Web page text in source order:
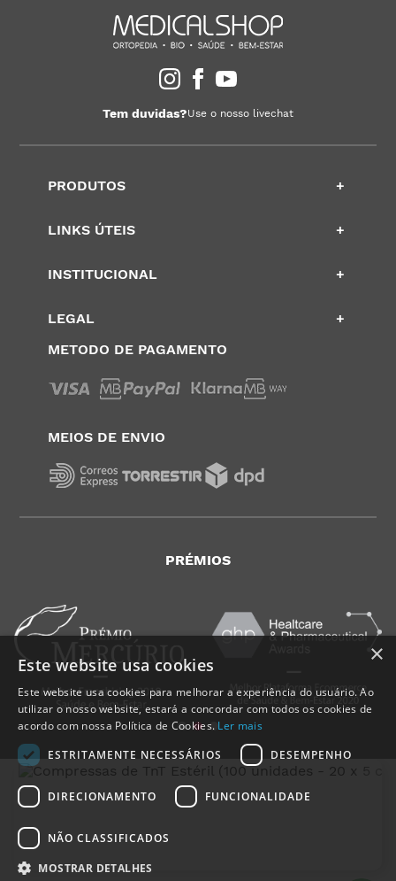
Tem duvidas?Use o nosso livechat
PRODUTOS +
LINKS ÚTEIS +
INSTITUCIONAL +
LEGAL
+
METODO DE PAGAMENTO
MEIOS DE ENVIO
PRÉMIOS
MedicalShop - Saúde e Bem-Estar
×
Este website usa cookies
Este website usa cookies para melhorar a experiência do usuário. Ao
utilizar o nosso website, estará a concordar com todos os cookies de
acordo com nossa Política de Cookies. Ler mais
ESTRITAMENTE NECESSÁRIOS
DESEMPENHO
DIRECIONAMENTO FUNCIONALIDADE
NÃO CLASSIFICADOS
MOSTRAR DETALHES